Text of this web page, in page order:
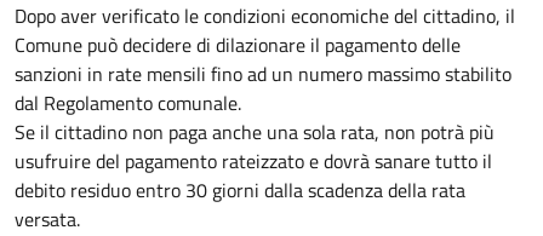
Dopo aver verificato le condizioni economiche del cittadino, il
Comune può decidere di dilazionare il pagamento delle
sanzioni in rate mensili fino ad un numero massimo stabilito
dal Regolamento comunale.
Se il cittadino non paga anche una sola rata, non potrà più
usufruire del pagamento rateizzato e dovrà sanare tutto il
debito residuo entro 30 giorni dalla scadenza della rata
versata.